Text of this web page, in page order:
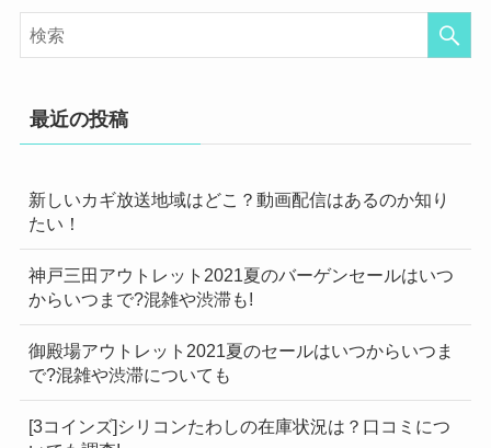
最近の投稿
新しいカギ放送地域はどこ？動画配信はあるのか知り
たい！
神戸三田アウトレット2021夏のバーゲンセールはいつ
からいつまで?混雑や渋滞も!
御殿場アウトレット2021夏のセールはいつからいつま
で?混雑や渋滞についても
[3コインズ]シリコンたわしの在庫状況は？口コミにつ